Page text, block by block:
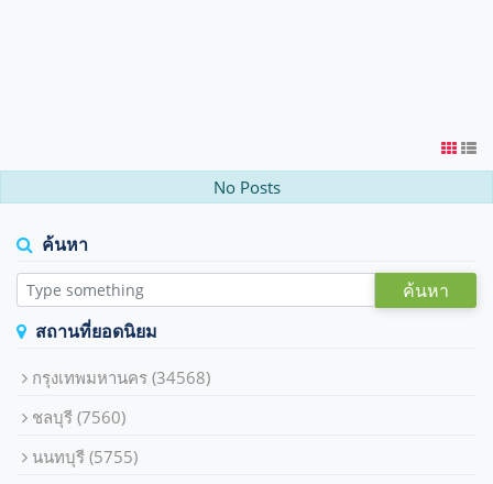
No Posts
ค้นหา
ค้นหา
สถานที่ยอดนิยม
กรุงเทพมหานคร
(34568)
ชลบุรี
(7560)
นนทบุรี
(5755)